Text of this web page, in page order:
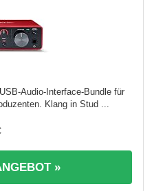
Audio-Interface-Bundle für
Klang in Stud ...
»